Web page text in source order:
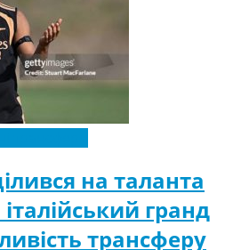
на таланта
гранд
трансферу